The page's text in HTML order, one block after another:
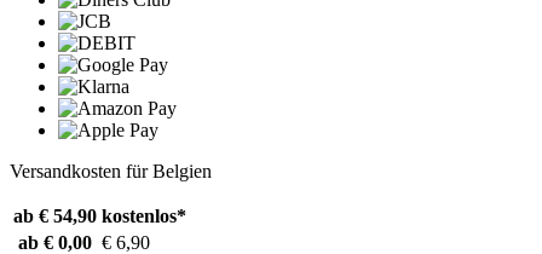
Versandkosten für Belgien
ab € 54,90 kostenlos*
ab € 0,00 € 6,90